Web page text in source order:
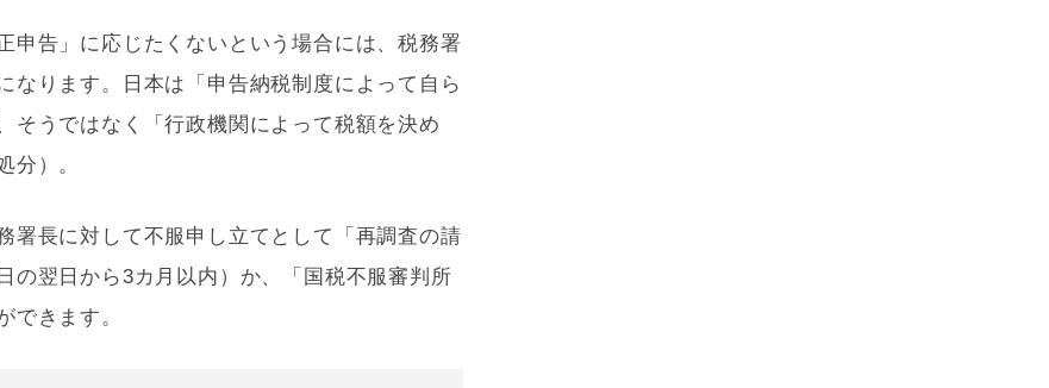
申告」に応じたくないという場合には、税務署
なります。日本は「申告納税制度によって自ら
そうではなく「行政機関によって税額を決め
分）。
署長に対して不服申し立てとして「再調査の請
の翌日から3カ月以内）か、「国税不服審判所
できます。